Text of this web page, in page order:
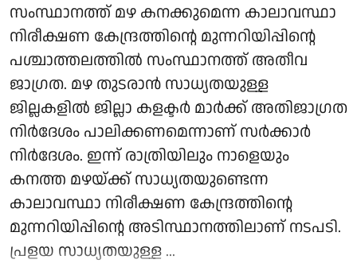
സംസ്ഥാനത്ത് മഴ കനക്കുമെന്ന കാലാവസ്ഥാ
നിരീക്ഷണ കേന്ദ്രത്തിന്റെ മുന്നറിയിപ്പിന്റെ
പശ്ചാത്തലത്തില്‍ സംസ്ഥാനത്ത് അതീവ
ജാഗ്രത. മഴ തുടരാന്‍ സാധ്യതയുള്ള
ജില്ലകളില്‍ ജില്ലാ കളക്ടര്‍ മാര്‍ക്ക് അതിജാഗ്രത
നിര്‍ദേശം പാലിക്കണമെന്നാണ് സര്‍ക്കാര്‍
നിര്‍ദേശം. ഇന്ന് രാത്രിയിലും നാളെയും
കനത്ത മഴയ്ക്ക് സാധ്യതയുണ്ടെന്ന
കാലാവസ്ഥാ നിരീക്ഷണ കേന്ദ്രത്തിന്റെ
മുന്നറിയിപ്പിന്റെ അടിസ്ഥാനത്തിലാണ് നടപടി.
പ്രളയ സാധ്യതയുള്ള ...